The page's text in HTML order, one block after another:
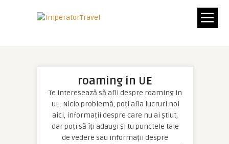
roaming in UE
Te interesează să afli despre roaming in
UE. Nicio problemă, poți afla lucruri noi
aici, informații despre care nu ai știut,
dar poți să îți adaugi și tu punctele tale
de vedere sau informații despre